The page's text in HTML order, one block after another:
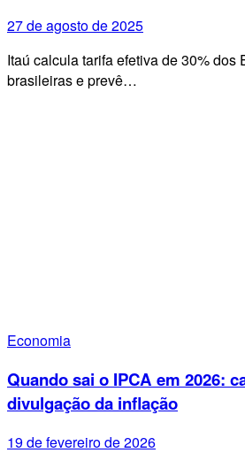
27 de agosto de 2025
Itaú calcula tarifa efetiva de 30% dos
brasileiras e prevê…
Economia
Quando sai o IPCA em 2026:
divulgação da inflação
19 de fevereiro de 2026